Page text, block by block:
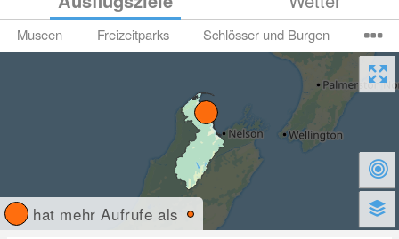
Museen Freizeitparks Schlösser und Burgen
hat mehr Aufrufe als